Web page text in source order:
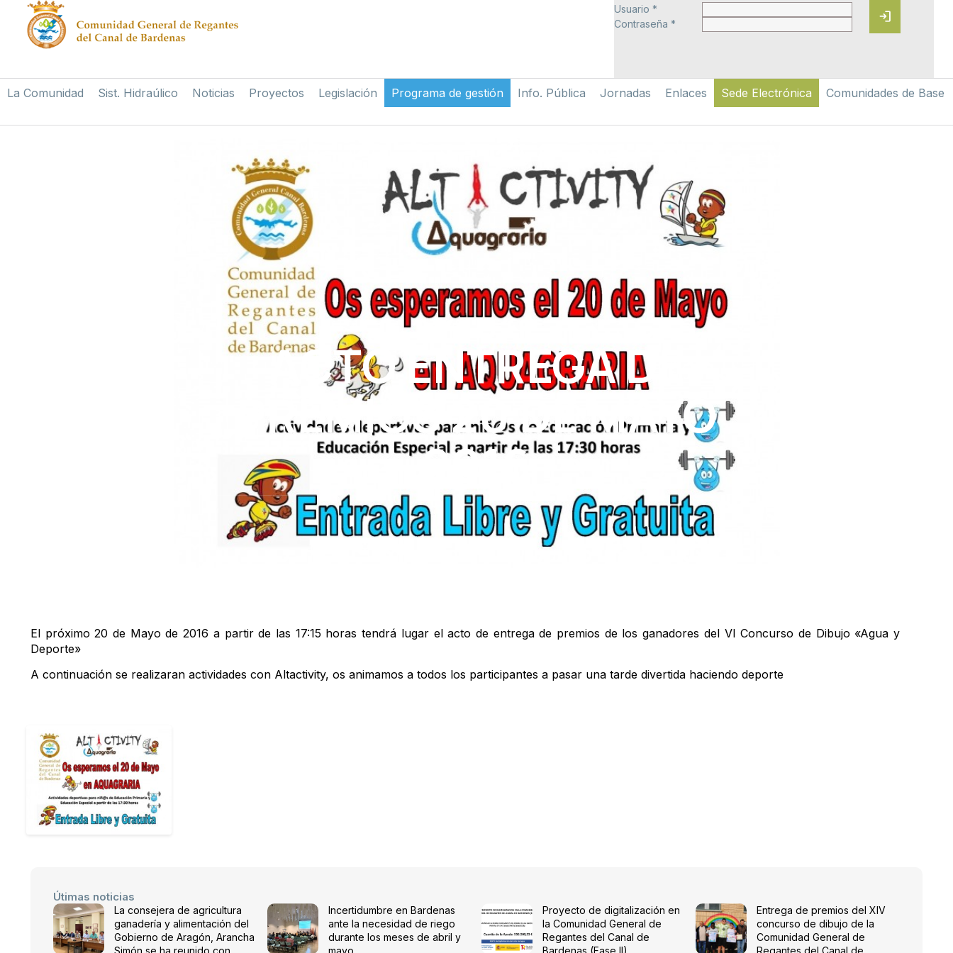
Usuario *
Contraseña *
login
La Comunidad Sist. Hidraúlico Noticias Proyectos Legislación Programa de gestión Info. Pública Jornadas Enlaces Sede Electrónica Comunidades de Base
ACTO ENTREGA DE
PREMIOS 20 DE MAYO
2016
El próximo 20 de Mayo de 2016 a partir de las 17:15 horas tendrá lugar el acto de entrega de premios de los ganadores del VI Concurso de Dibujo «Agua y
Deporte»
A continuación se realizaran actividades con Altactivity, os animamos a todos los participantes a pasar una tarde divertida haciendo deporte
Útimas noticias
La consejera de agricultura
ganadería y alimentación del
Gobierno de Aragón, Arancha
Simón se ha reunido con
Incertidumbre en Bardenas
ante la necesidad de riego
durante los meses de abril y
mayo
Proyecto de digitalización en
la Comunidad General de
Regantes del Canal de
Bardenas (Fase II)
Entrega de premios del XIV
concurso de dibujo de la
Comunidad General de
Regantes del Canal de